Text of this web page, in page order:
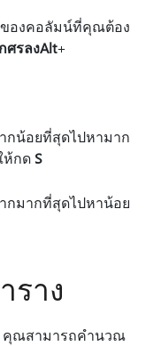
ของคอลัมน์ที่คุณต้อง
ศรลงAlt+
ากน้อยที่สุดไปหามาก
ห้กด S
ากมากที่สุดไปหาน้อย
ราง
คุณสามารถคํานวณ